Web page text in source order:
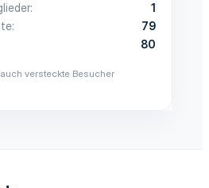
1
79
80
versteckte Besucher